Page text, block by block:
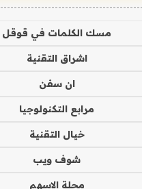
مسك الكلمات في قوقل
اشراق التقنية
ان سفن
مرابع التكنولوجيا
خيال التقنية
شوف ويب
مجلة الاسهم